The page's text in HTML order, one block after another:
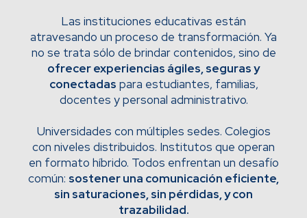
Las instituciones educativas están
atravesando un proceso de transformación. Ya
no se trata sólo de brindar contenidos, sino de
ofrecer experiencias ágiles, seguras y
conectadas para estudiantes, familias,
docentes y personal administrativo.
Universidades con múltiples sedes. Colegios
con niveles distribuidos. Institutos que operan
en formato híbrido. Todos enfrentan un desafío
común: sostener una comunicación eficiente,
sin saturaciones, sin pérdidas, y con
trazabilidad.